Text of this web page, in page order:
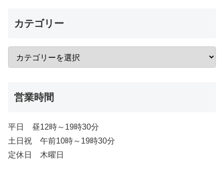
カテゴリー
営業時間
平日 昼12時～19時30分
土日祝 午前10時～19時30分
定休日 木曜日